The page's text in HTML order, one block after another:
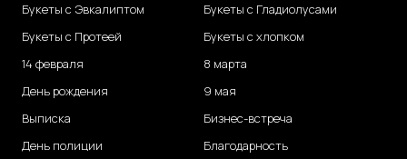
Букеты с Эвкалиптом
Букеты с Протеей
14 февраля
День рождения
Выписка
День полиции
Букеты с Гладиолусами
Букеты с хлопком
8 марта
9 мая
Бизнес-встреча
Благодарность